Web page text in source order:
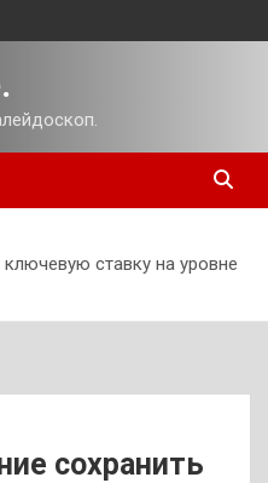
ставку на уровне
сохранить